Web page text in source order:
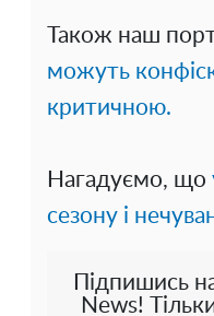
Також наш
можуть
критичною.
Нагадуємо, що
сезону і
Підпишись
News!